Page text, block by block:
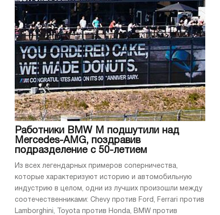
Работники BMW M подшутили над
Mercedes-AMG, поздравив
подразделение с 50-летием
Из всех легендарных примеров соперничества,
которые характеризуют историю и автомобильную
индустрию в целом, одни из лучших произошли между
соотечественниками: Chevy против Ford, Ferrari против
Lamborghini, Toyota против Honda, BMW против